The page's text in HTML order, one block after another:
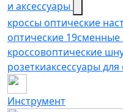
и аксессуары
кроссы оптические
оптические 19сменные
кроссовоптические
розеткиаксессуары
Инструмент